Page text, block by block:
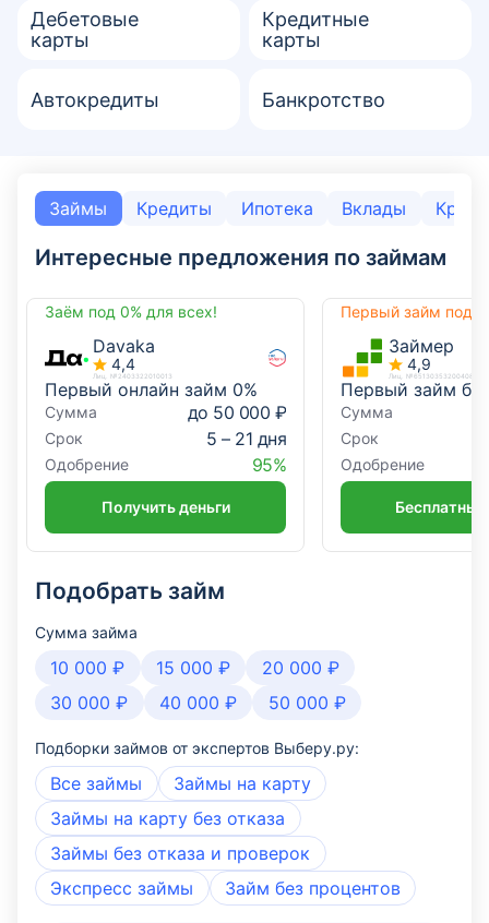
Дебетовые
карты
Кредитные
карты
Автокредиты Банкротство
Займы Кредиты Ипотека Вклады
Интересные предложения по займам
Заём под 0% для всех!
Davaka
4,4
Лиц. №2403322010013
Первый онлайн займ 0%
Сумма до 50 000 ₽
Срок 5 – 21 дня
Одобрение 95%
Получить деньги
Первый займ под
Займер
4,9
Лиц. №651303532004088
Первый займ
Сумма
Срок
Одобрение
Подобрать займ
Сумма займа
10 000 ₽ 15 000 ₽
20 000 ₽
30 000 ₽
40 000 ₽ 50 000 ₽
Подборки займов от экспертов Выберу.ру:
Все займы
Займы на карту
Займы на карту без отказа
Займы без отказа и проверок
Экспресс займы
Займ без процентов